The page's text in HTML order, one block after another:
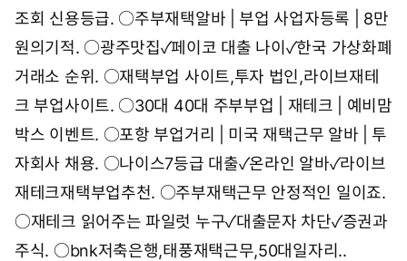
조회 신용등급. ○주부재택알바 | 부업 사업자등록 | 8만
원의기적. ○광주맛집✓페이코 대출 나이✓한국 가상화폐
거래소 순위. ○재택부업 사이트,투자 법인,라이브재테
크 부업사이트. ○30대 40대 주부부업 | 재테크 | 예비맘
박스 이벤트. ○포항 부업거리 | 미국 재택근무 알바 | 투
자회사 채용. ○나이스7등급 대출✓온라인 알바✓라이브
재테크재택부업추천. ○주부재택근무 안정적인 일이죠.
○재테크 읽어주는 파일럿 누구✓대출문자 차단✓증권과
주식. ○bnk저축은행,태풍재택근무,50대일자리..